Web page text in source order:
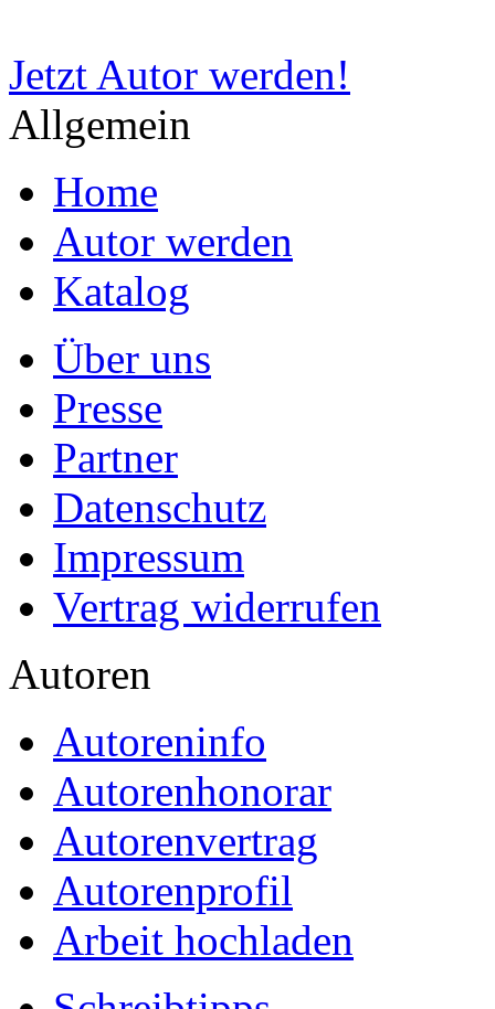
Jetzt Autor werden!
Allgemein
Home
Autor werden
Katalog
Über uns
Presse
Partner
Datenschutz
Impressum
Vertrag widerrufen
Autoren
Autoreninfo
Autorenhonorar
Autorenvertrag
Autorenprofil
Arbeit hochladen